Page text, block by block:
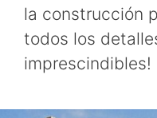
la construcción
todos los
imprescindibles!